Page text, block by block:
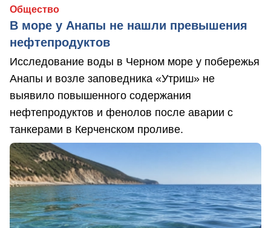
Общество
В море у Анапы не нашли превышения
нефтепродуктов
Исследование воды в Черном море у побережья
Анапы и возле заповедника «Утриш» не
выявило повышенного содержания
нефтепродуктов и фенолов после аварии с
танкерами в Керченском проливе.